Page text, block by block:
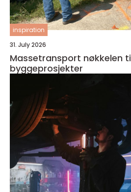
inspiration
31. July 2026
Massetransport nøkkelen til effektive
byggeprosjekter